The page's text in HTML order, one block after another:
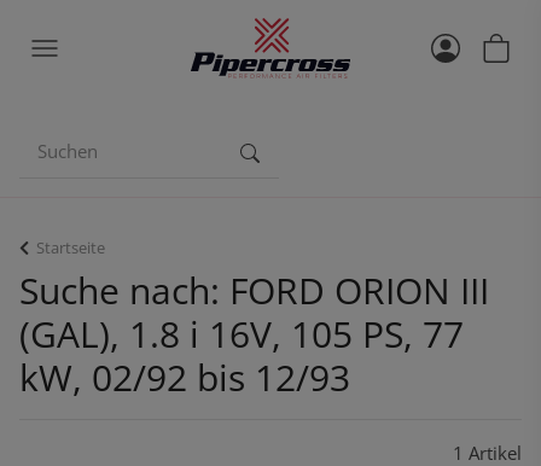
Startseite
Suche nach: FORD ORION III
(GAL), 1.8 i 16V, 105 PS, 77
kW, 02/92 bis 12/93
1 Artikel